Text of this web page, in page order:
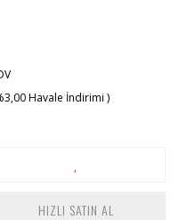
Havale İndirimi )
HIZLI SATIN AL